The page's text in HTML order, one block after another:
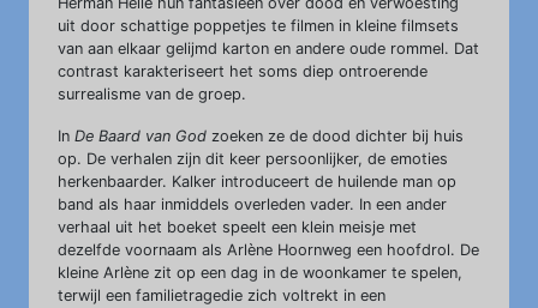
uit door schattige poppetjes te filmen in kleine filmsets
van aan elkaar gelijmd karton en andere oude rommel. Dat
contrast karakteriseert het soms diep ontroerende
surrealisme van de groep.
In De Baard van God zoeken ze de dood dichter bij huis
op. De verhalen zijn dit keer persoonlijker, de emoties
herkenbaarder. Kalker introduceert de huilende man op
band als haar inmiddels overleden vader. In een ander
verhaal uit het boeket speelt een klein meisje met
dezelfde voornaam als Arlène Hoornweg een hoofdrol. De
kleine Arlène zit op een dag in de woonkamer te spelen,
terwijl een familietragedie zich voltrekt in een